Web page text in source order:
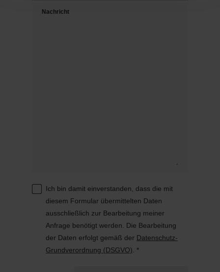
Nachricht
Ich bin damit einverstanden, dass die mit
diesem Formular übermittelten Daten
ausschließlich zur Bearbeitung meiner
Anfrage benötigt werden. Die Bearbeitung
der Daten erfolgt gemäß der Datenschutz-
Grundverordnung (DSGVO) . *